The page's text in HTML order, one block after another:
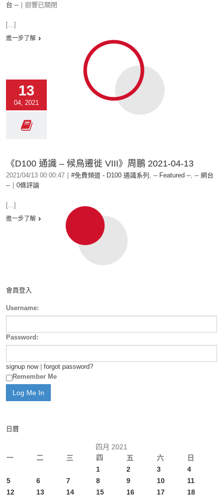
台 --
迴響已關閉
[...]
進一步了解
13
04, 2021
《D100 通識 – 候鳥遷徙 VIII》周鵬 2021-04-13
2021/04/13 00:00:47 #免費頻道 - D100 通識系列 , -- Featured --, -- 網台
--
0條評論
[...]
進一步了解
會員登入
Username:
Password:
signup now| forgot password?
Remember Me
日曆
四月 2021
一
二 三 四 五 六
日
1
2 3
4
5
6 7 8 9 10
11
12
13 14 15 16 17
18